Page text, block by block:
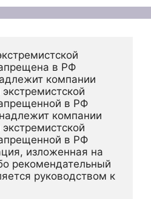
в РФ
компании
в РФ
компании
в РФ
изложенная на
рекомендательный
руководством к